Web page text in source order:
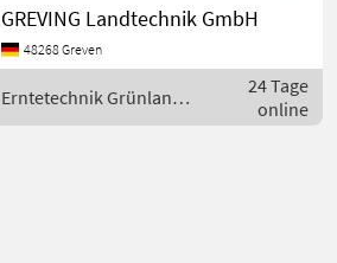
Messer Schneidwerk -
Unblock System -
Gesteuerte PickUp 2m 5-
reihig -Rollenniederhalter -
GREVING Landtechnik GmbH
48268 Greven
Erntetechnik Grünland /
McHale
24 Tage
online